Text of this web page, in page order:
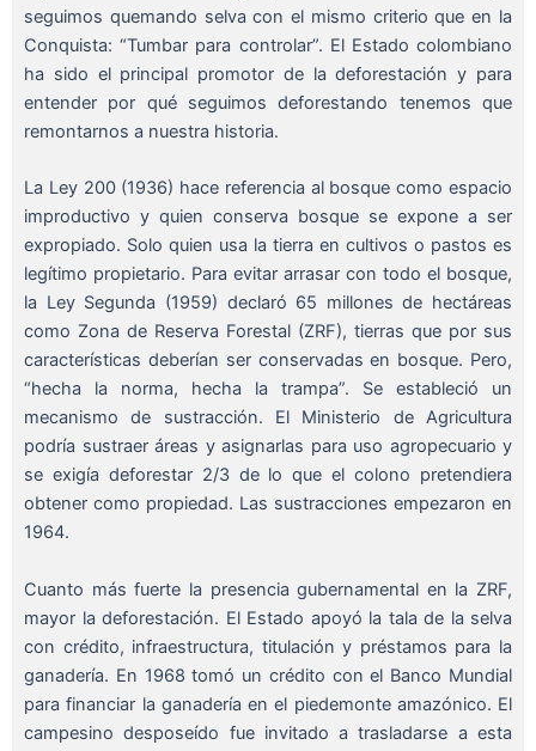
seguimos quemando selva con el mismo criterio que en la
Conquista: “Tumbar para controlar”. El Estado colombiano
ha sido el principal promotor de la deforestación y para
entender por qué seguimos deforestando tenemos que
remontarnos a nuestra historia.
La Ley 200 (1936) hace referencia al bosque como espacio
improductivo y quien conserva bosque se expone a ser
expropiado. Solo quien usa la tierra en cultivos o pastos es
legítimo propietario. Para evitar arrasar con todo el bosque,
la Ley Segunda (1959) declaró 65 millones de hectáreas
como Zona de Reserva Forestal (ZRF), tierras que por sus
características deberían ser conservadas en bosque. Pero,
“hecha la norma, hecha la trampa”. Se estableció un
mecanismo de sustracción. El Ministerio de Agricultura
podría sustraer áreas y asignarlas para uso agropecuario y
se exigía deforestar 2/3 de lo que el colono pretendiera
obtener como propiedad. Las sustracciones empezaron en
1964.
Cuanto más fuerte la presencia gubernamental en la ZRF,
mayor la deforestación. El Estado apoyó la tala de la selva
con crédito, infraestructura, titulación y préstamos para la
ganadería. En 1968 tomó un crédito con el Banco Mundial
para financiar la ganadería en el piedemonte amazónico. El
campesino desposeído fue invitado a trasladarse a esta